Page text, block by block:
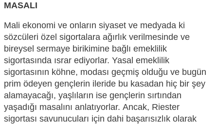
MASALI
Mali ekonomi ve onların siyaset ve medyada ki
sözcüleri özel sigortalara ağırlık verilmesinde ve
bireysel sermaye birikimine bağlı emeklilik
sigortasında ısrar ediyorlar. Yasal emeklilik
sigortasının köhne, modası geçmiş olduğu ve bugün
prim ödeyen gençlerin ileride bu kasadan hiç bir şey
alamayacağı, yaşlıların ise gençlerin sırtından
yaşadığı masalını anlatıyorlar. Ancak, Riester
sigortası savunucuları için dahi başarısızlık olarak